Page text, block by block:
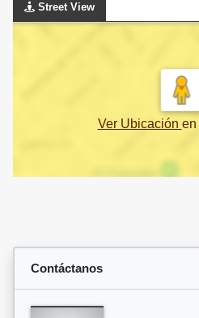
Street View
Ver Ubicación en
Contáctanos